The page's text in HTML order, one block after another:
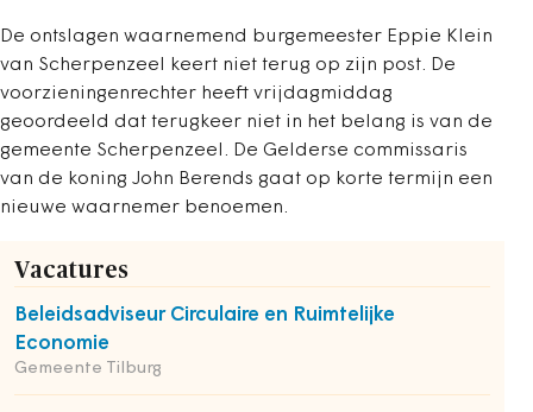
De ontslagen waarnemend burgemeester Eppie Klein
van Scherpenzeel keert niet terug op zijn post. De
voorzieningenrechter heeft vrijdagmiddag
geoordeeld dat terugkeer niet in het belang is van de
gemeente Scherpenzeel. De Gelderse commissaris
van de koning John Berends gaat op korte termijn een
nieuwe waarnemer benoemen.
Vacatures
Beleidsadviseur Circulaire en Ruimtelijke
Economie
Gemeente Tilburg